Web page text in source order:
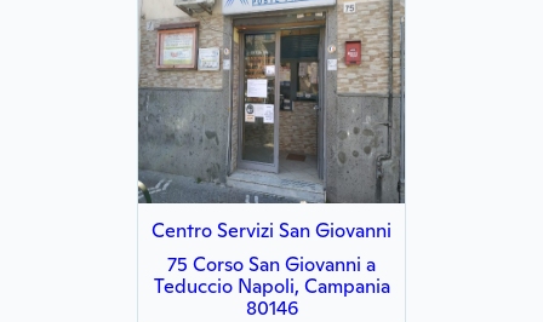
Centro Servizi San Giovanni
75 Corso San Giovanni a
Teduccio Napoli, Campania
80146